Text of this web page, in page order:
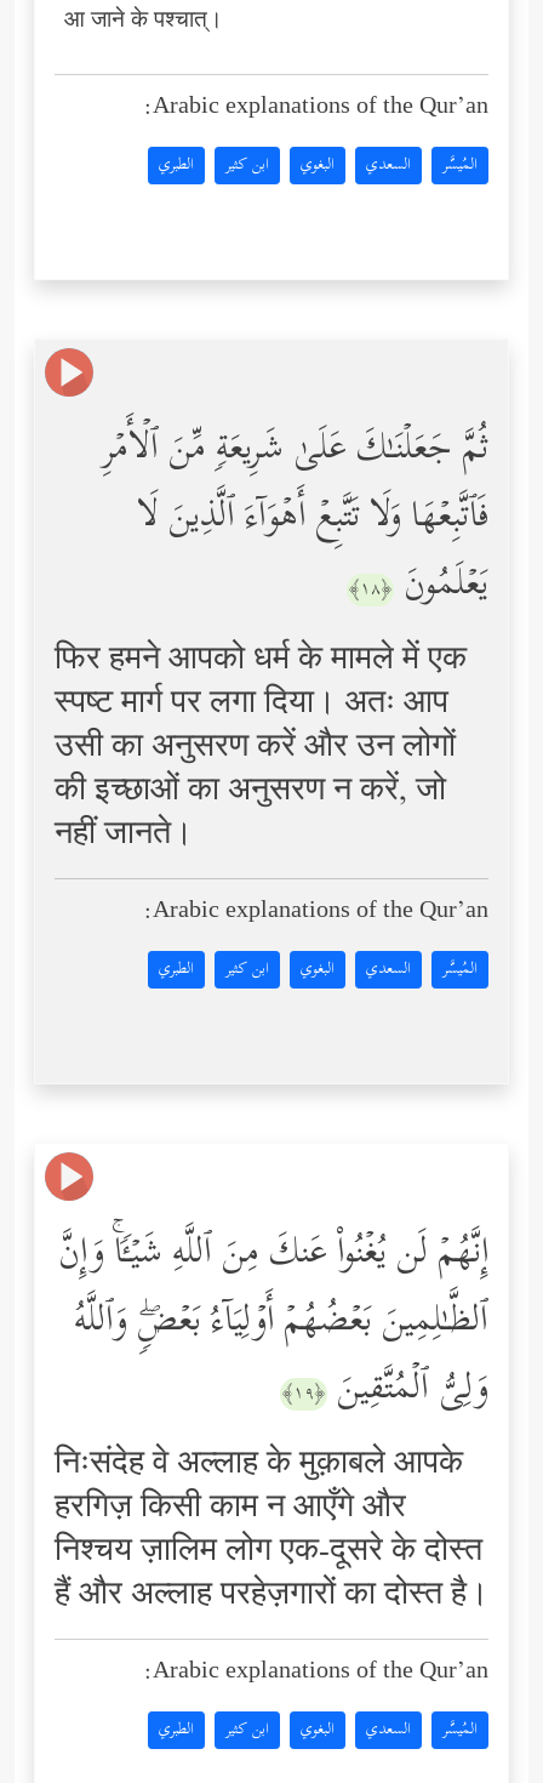
आ जाने के पश्चात्।
Arabic explanations of the Qur’an:
المُيسَّر السعدي البغوي ابن كثير الطبري
ثُمَّ جَعَلۡنَـٰكَ عَلَىٰ شَرِیعَةࣲ مِّنَ ٱلۡأَمۡرِ
فَٱتَّبِعۡهَا وَلَا تَتَّبِعۡ أَهۡوَاۤءَ ٱلَّذِینَ لَا
یَعۡلَمُونَ ﴿١٨﴾
फिर हमने आपको धर्म के मामले में एक
स्पष्ट मार्ग पर लगा दिया। अतः आप
उसी का अनुसरण करें और उन लोगों
की इच्छाओं का अनुसरण न करें, जो
नहीं जानते।
Arabic explanations of the Qur’an:
المُيسَّر السعدي البغوي ابن كثير الطبري
إِنَّهُمۡ لَن یُغۡنُواْ عَنكَ مِنَ ٱللَّهِ شَیۡـࣰٔاۚ وَإِنَّ
ٱلظَّـٰلِمِینَ بَعۡضُهُمۡ أَوۡلِیَاۤءُ بَعۡضࣲۖ وَٱللَّهُ
وَلِیُّ ٱلۡمُتَّقِینَ ﴿١٩﴾
निःसंदेह वे अल्लाह के मुक़ाबले आपके
हरगिज़ किसी काम न आएँगे और
निश्चय ज़ालिम लोग एक-दूसरे के दोस्त
हैं और अल्लाह परहेज़गारों का दोस्त है।
Arabic explanations of the Qur’an:
المُيسَّر السعدي البغوي ابن كثير الطبري